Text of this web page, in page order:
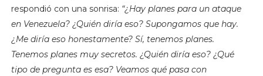
respondió con una sonrisa: “¿Hay planes para un ataque
en Venezuela? ¿Quién diría eso? Supongamos que hay.
¿Me diría eso honestamente? Sí, tenemos planes.
Tenemos planes muy secretos. ¿Quién diría eso? ¿Qué
tipo de pregunta es esa? Veamos qué pasa con